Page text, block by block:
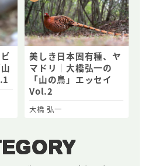
美しき日本固有種、ヤ
マドリ｜大橋弘一の
「山の鳥」エッセイ
Vol.2
大橋 弘一